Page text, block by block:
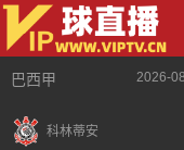
巴西甲 2026-
科林蒂安